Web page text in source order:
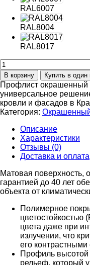
RAL6007
RAL8004
RAL8017
В корзину Купить в один
Профлист
универсальное
кровли и фасадов в
Категория:
Описание
Характеристики
Отзывы (0)
Доставка и оплата
Матовая поверхность,
гарантией до 40 лет
объекта от
Полимерное
цветостойкостью
цвета даже при
излучении, что
его контрастными
Профиль
рельеф, который